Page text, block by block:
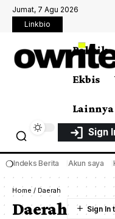
Jumat, 7 Agu 2026
Linkbio
Politik
Ekbis
Lainnya
Sign
❍Indeks Berita Akun saya
Home / Daerah
Daerah